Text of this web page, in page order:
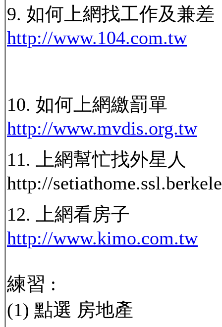
9. 如何上網找工作及兼差
http://www.104.com.tw
10. 如何上網繳罰單
http://www.mvdis.org.tw
11. 上網幫忙找外星人
http://
12. 上網看房子
http://www.kimo.com.tw
練習 :
(1) 點選 房地產